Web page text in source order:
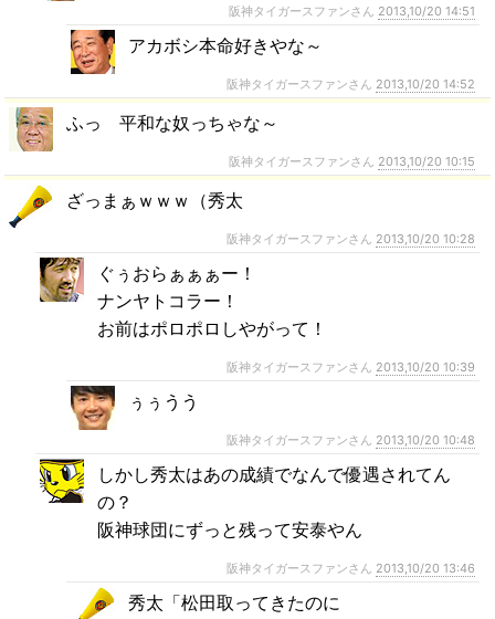
阪神タイガースファンさん 2013,10/20 14:51
アカボシ本命好きやな～
阪神タイガースファンさん 2013,10/20 14:52
ふっ 平和な奴っちゃな～
阪神タイガースファンさん 2013,10/20 10:15
ざっまぁｗｗｗ（秀太
阪神タイガースファンさん 2013,10/20 10:28
ぐぅおらぁぁぁー！
ナンヤトコラー！
お前はポロポロしやがって！
阪神タイガースファンさん 2013,10/20 10:39
ぅぅうう
阪神タイガースファンさん 2013,10/20 10:48
しかし秀太はあの成績でなんで優遇されてん
の？
阪神球団にずっと残って安泰やん
阪神タイガースファンさん 2013,10/20 13:46
秀太「松田取ってきたのに